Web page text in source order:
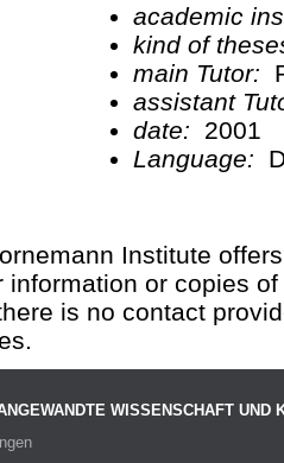
academic
kind of
main Tutor:
assistant
date:
2001
Language:
Institute
information or copies
is no contact
WISSENSCHAFT UND